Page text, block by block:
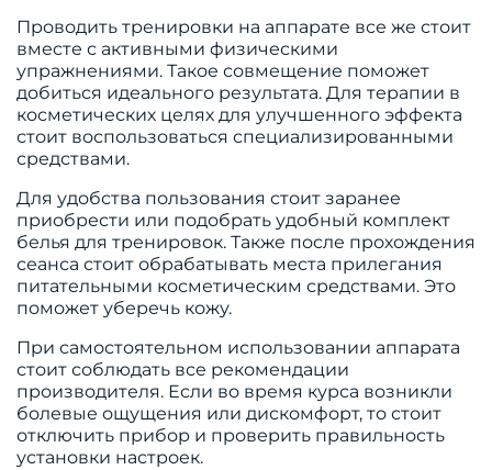
Проводить тренировки на аппарате все же стоит
вместе с активными физическими
упражнениями. Такое совмещение поможет
добиться идеального результата. Для терапии в
косметических целях для улучшенного эффекта
стоит воспользоваться специализированными
средствами.
Для удобства пользования стоит заранее
приобрести или подобрать удобный комплект
белья для тренировок. Также после прохождения
сеанса стоит обрабатывать места прилегания
питательными косметическим средствами. Это
поможет уберечь кожу.
При самостоятельном использовании аппарата
стоит соблюдать все рекомендации
производителя. Если во время курса возникли
болевые ощущения или дискомфорт, то стоит
отключить прибор и проверить правильность
установки настроек.